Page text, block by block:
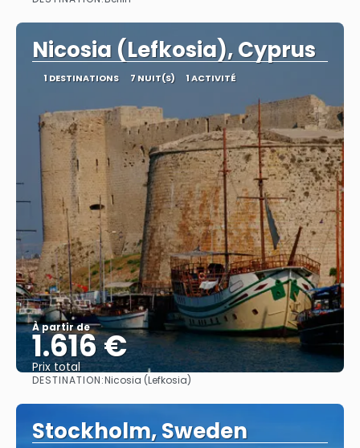
Nicosia (Lefkosia), Cyprus
1 DESTINATIONS 7 NUIT(S) 1 ACTIVITÉ
À partir de
1.616 €
Prix ​​total
Afficher
DESTINATION:Nicosia (Lefkosia)
Stockholm, Sweden